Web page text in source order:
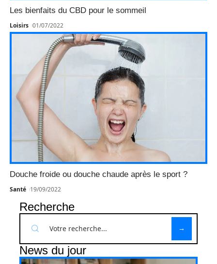
Les bienfaits du CBD pour le sommeil
Loisirs 01/07/2022
Douche froide ou douche chaude après le sport ?
Santé 19/09/2022
Recherche
News du jour